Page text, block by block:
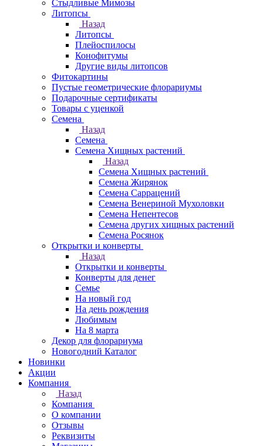
Стыдливые Мимозы
Литопсы
Назад
Литопсы
Плейоспилосы
Конофитумы
Другие виды литопсов
Фитокартины
Пустые геометрические флорариумы
Подарочные сертификаты
Товары с уценкой
Семена
Назад
Семена
Семена Хищных растений
Назад
Семена Хищных растений
Семена Жирянок
Семена Саррацений
Семена Венериной Мухоловки
Семена Непентесов
Семена других хищных растений
Семена Росянок
Открытки и конверты
Назад
Открытки и конверты
Конверты для денег
Семье
На новый год
На день рождения
Любимым
На 8 марта
Декор для флорариума
Новогодний Каталог
Новинки
Акции
Компания
Назад
Компания
О компании
Отзывы
Реквизиты